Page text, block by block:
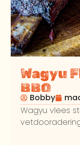
Wagyu
BBQ
Bobby
Wagyu vlees